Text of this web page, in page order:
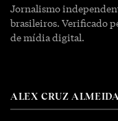
Jornalismo
brasileiros. Verificado
de mídia digital.
ALEX CRUZ